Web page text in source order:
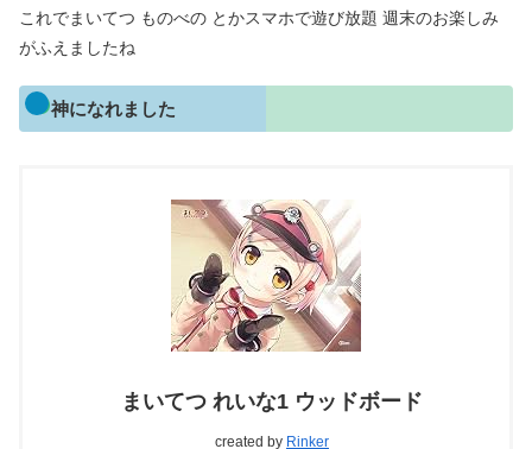
これでまいてつ ものべの とかスマホで遊び放題 週末のお楽しみ
がふえましたね
神になれました
まいてつ れいな1 ウッドボード
created by Rinker